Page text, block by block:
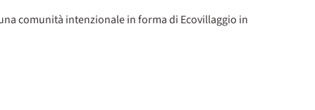
comunità intenzionale in forma di Ecovillaggio in